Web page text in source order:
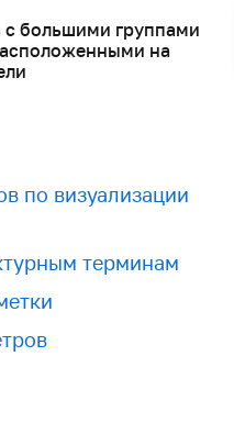
с большими группами
на
по визуализации
терминам